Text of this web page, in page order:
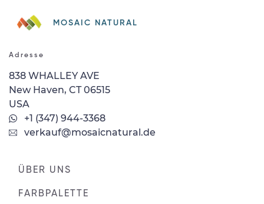
MOSAIC NATURAL
Adresse
838 WHALLEY AVE
New Haven, CT 06515
USA
+1 (347) 944-3368
verkauf@mosaicnatural.de
ÜBER UNS
FARBPALETTE